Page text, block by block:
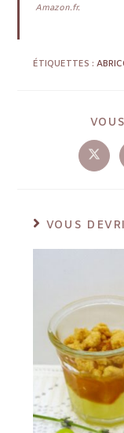
Amazon.fr.
ÉTIQUETTES :
VOUS